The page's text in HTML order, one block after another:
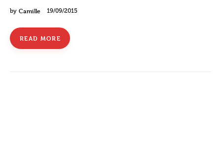
by Camille 19/09/2015
READ MORE